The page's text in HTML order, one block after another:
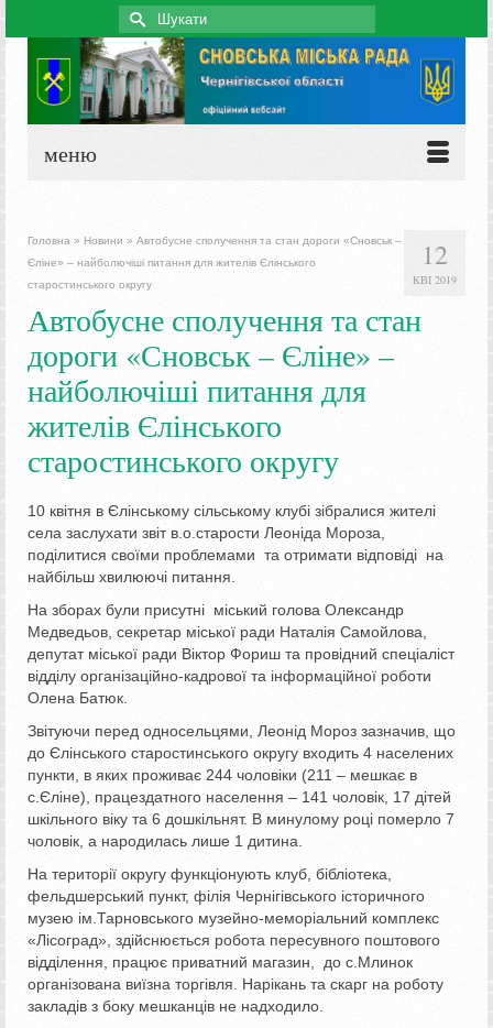
Search
for:
меню
12
КВІ 2019
Головна » Новини » Автобусне сполучення та стан дороги «Сновськ –
Єліне» – найболючіші питання для жителів Єлінського
старостинського округу
Автобусне сполучення та стан
дороги «Сновськ – Єліне» –
найболючіші питання для
жителів Єлінського
старостинського округу
10 квітня в Єлінському сільському клубі зібралися жителі
села заслухати звіт в.о.старости Леоніда Мороза,
поділитися своїми проблемами та отримати відповіді на
найбільш хвилюючі питання.
На зборах були присутні міський голова Олександр
Медведьов, секретар міської ради Наталія Самойлова,
депутат міської ради Віктор Фориш та провідний спеціаліст
відділу організаційно-кадрової та інформаційної роботи
Олена Батюк.
Звітуючи перед односельцями, Леонід Мороз зазначив, що
до Єлінського старостинського округу входить 4 населених
пункти, в яких проживає 244 чоловіки (211 – мешкає в
с.Єліне), працездатного населення – 141 чоловік, 17 дітей
шкільного віку та 6 дошкільнят. В минулому році померло 7
чоловік, а народилась лише 1 дитина.
На території округу функціонують клуб, бібліотека,
фельдшерський пункт, філія Чернігівського історичного
музею ім.Тарновського музейно-меморіальний комплекс
«Лісоград», здійснюється робота пересувного поштового
відділення, працює приватний магазин, до с.Млинок
організована виїзна торгівля. Нарікань та скарг на роботу
закладів з боку мешканців не надходило.